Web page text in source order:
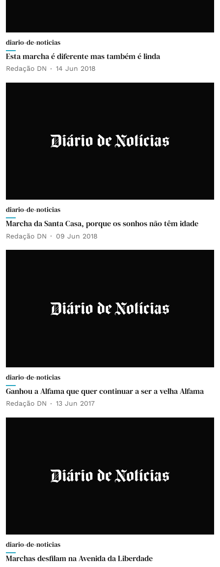
diario-de-noticias
Esta marcha é diferente mas também é linda
Redação DN 14 Jun 2018
diario-de-noticias
Marcha da Santa Casa, porque os sonhos não têm idade
Redação DN 09 Jun 2018
diario-de-noticias
Ganhou a Alfama que quer continuar a ser a velha Alfama
Redação DN 13 Jun 2017
diario-de-noticias
Marchas desfilam na Avenida da Liberdade